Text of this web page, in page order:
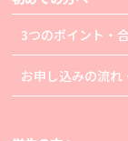
3つのポイント・
お申し込みの流